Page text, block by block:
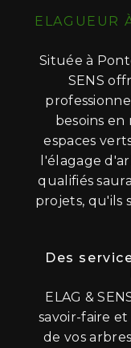
ELAGUEUR
Située à
SENS
besoins
espaces
l'élagage
qualifiés
projets, qu'ils
Des
ELAG &
savoir-faire
de vos